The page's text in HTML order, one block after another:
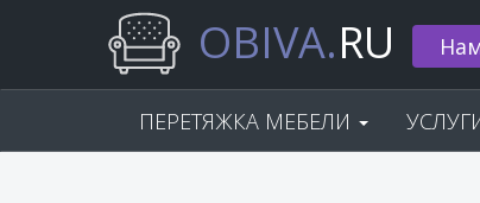
OBIVA.RU
ПЕРЕТЯЖКА МЕБЕЛИ